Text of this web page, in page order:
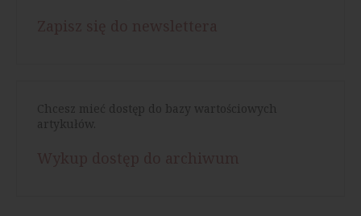
Chcesz mieć dostęp do bazy wartościowych
artykułów.